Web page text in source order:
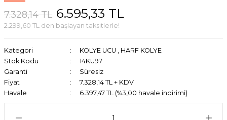
7.328,14 TL 6.595,33 TL
2.299,60 TL den başlayan taksitlerle!
Kategori KOLYE UCU , HARF KOLYE
Stok Kodu
14KU97
Garanti
Süresiz
Fiyat
7.328,14 TL + KDV
Havale
6.397,47 TL (%3,00 havale indirimi)